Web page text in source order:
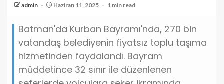
admin Haziran 11, 2025 1 min read
Batman'da Kurban Bayramı'nda, 270 bin
vatandaş belediyenin fiyatsız toplu taşıma
hizmetinden faydalandı. Bayram
müddetince 32 sınır ile düzenlenen